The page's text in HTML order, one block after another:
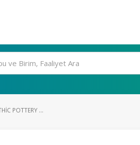
POTTERY ...